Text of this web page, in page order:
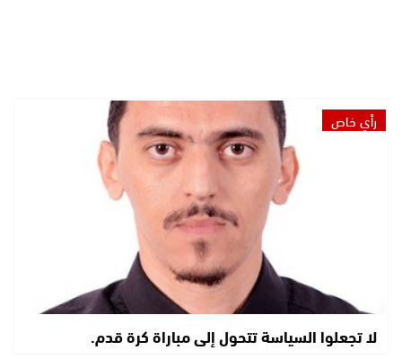
رأي خاص
لا تجعلوا السياسة تتحول إلى مباراة كرة قدم.